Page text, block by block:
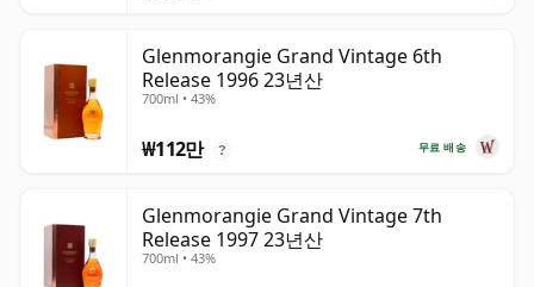
Glenmorangie Grand Vintage 6th
Release 1996 23년산
700ml • 43%
무료 배송
₩112만 ?
Glenmorangie Grand Vintage 7th
Release 1997 23년산
700ml • 43%